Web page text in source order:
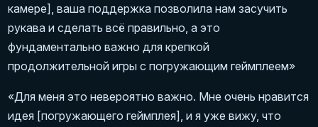
камере], ваша поддержка позволила нам засучить
рукава и сделать всё правильно, а это
фундаментально важно для крепкой
продолжительной игры с погружающим геймплеем»
«Для меня это невероятно важно. Мне очень нравится
идея [погружающего геймплея], и я уже вижу, что